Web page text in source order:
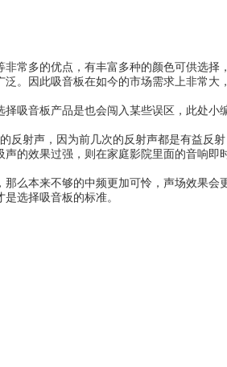
多的优点，有丰富多种的颜色可供选择，
。因此吸音板在如今的市场需求上非常大，
吸音板产品是也会闯入某些误区，此处小
射声，因为前几次的反射声都是有益反射
的效果过强，则在家庭影院里面的音响即
么本来不够的中频更加可怜，声场效果会
选择吸音板的标准。